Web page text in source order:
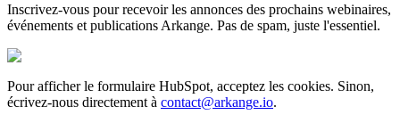
Inscrivez-vous pour recevoir les annonces des prochains webinaires,
événements et publications Arkange. Pas de spam, juste l'essentiel.
Pour afficher le formulaire HubSpot, acceptez les cookies. Sinon,
écrivez-nous directement à contact@arkange.io.